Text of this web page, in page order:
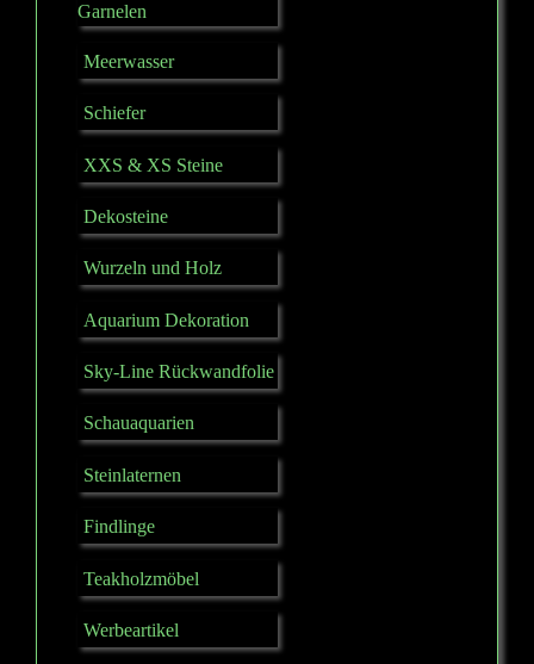
Garnelen
Meerwasser
Schiefer
XXS & XS Steine
Dekosteine
Wurzeln und Holz
Aquarium Dekoration
Sky-Line Rückwandfolie
Schauaquarien
Steinlaternen
Findlinge
Teakholzmöbel
Werbeartikel